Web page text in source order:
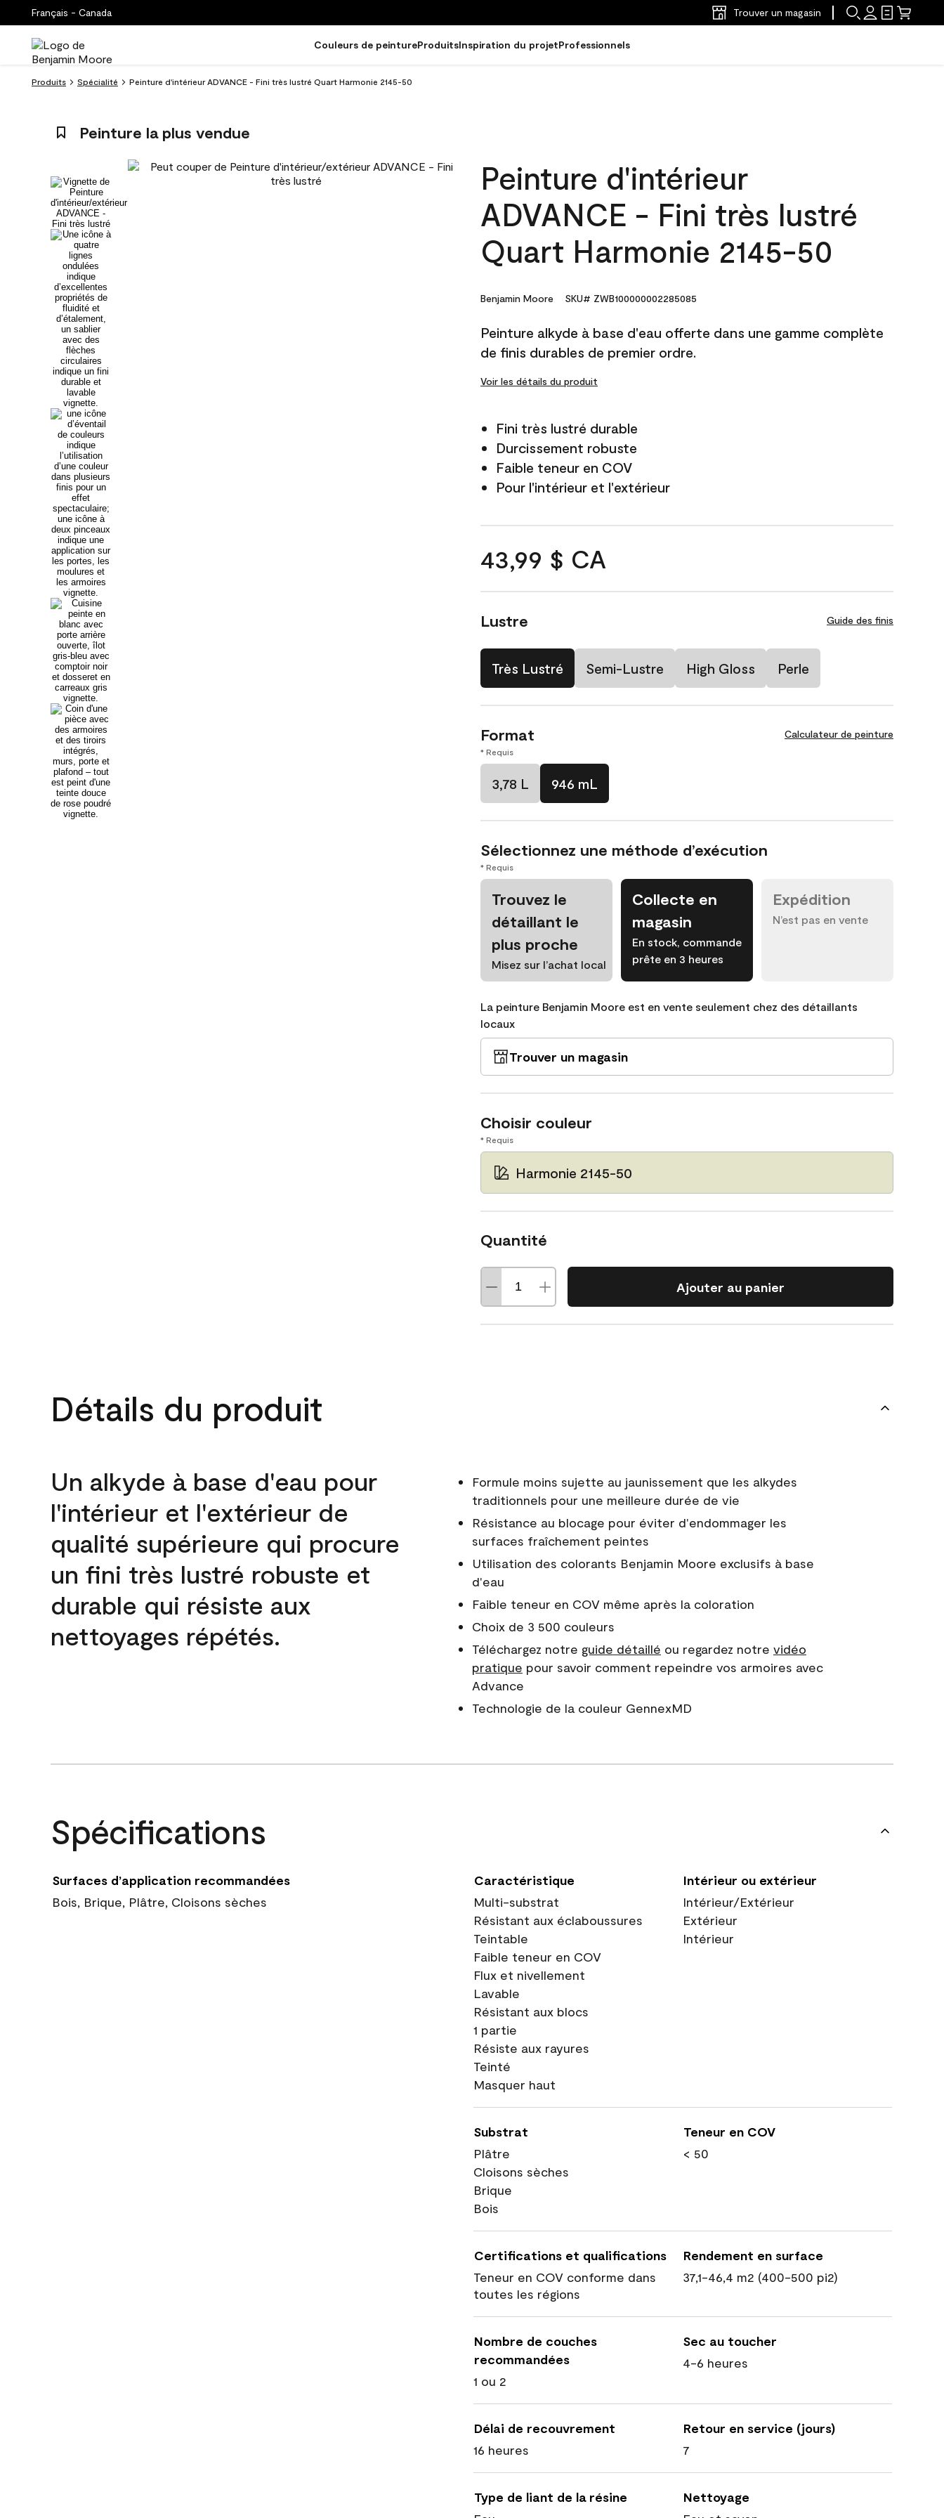
Français - Canada Trouver un magasin
Couleurs de peintureProduitsInspiration du projetProfessionnels
Produits Spécialité Peinture d'intérieur ADVANCE - Fini très lustré Quart Harmonie 2145-50
Peinture la plus vendue
Peinture d'intérieur
ADVANCE - Fini très lustré
Quart Harmonie 2145-50
Benjamin Moore SKU# ZWB100000002285085
Peinture alkyde à base d'eau offerte dans une gamme complète
de finis durables de premier ordre.
Voir les détails du produit
Fini très lustré durable
Durcissement robuste
Faible teneur en COV
Pour l'intérieur et l'extérieur
43,99 $ CA
Lustre Guide des finis
Très Lustré Semi-Lustre High Gloss Perle
Format Calculateur de peinture
* Requis
3,78 L 946 mL
Sélectionnez une méthode d’exécution
* Requis
Trouvez le
détaillant le
plus proche
Misez sur l’achat local
Collecte en
magasin
En stock, commande
prête en 3 heures
Expédition
N’est pas en vente
La peinture Benjamin Moore est en vente seulement chez des détaillants
locaux
Trouver un magasin
Choisir couleur
* Requis
Harmonie 2145-50
Quantité
Ajouter au panier
Détails du produit
Un alkyde à base d'eau pour
l'intérieur et l'extérieur de
qualité supérieure qui procure
un fini très lustré robuste et
durable qui résiste aux
nettoyages répétés.
Formule moins sujette au jaunissement que les alkydes
traditionnels pour une meilleure durée de vie
Résistance au blocage pour éviter d'endommager les
surfaces fraîchement peintes
Utilisation des colorants Benjamin Moore exclusifs à base
d'eau
Faible teneur en COV même après la coloration
Choix de 3 500 couleurs
Téléchargez notre guide détaillé ou regardez notre vidéo
pratique pour savoir comment repeindre vos armoires avec
Advance
Technologie de la couleur GennexMD
Spécifications
Surfaces d’application recommandées
Bois, Brique, Plâtre, Cloisons sèches
Caractéristique
Multi-substrat
Résistant aux éclaboussures
Teintable
Faible teneur en COV
Flux et nivellement
Lavable
Résistant aux blocs
1 partie
Résiste aux rayures
Teinté
Masquer haut
Intérieur ou extérieur
Intérieur/Extérieur
Extérieur
Intérieur
Substrat
Plâtre
Cloisons sèches
Brique
Bois
Teneur en COV
< 50
Certifications et qualifications
Teneur en COV conforme dans
toutes les régions
Rendement en surface
37,1-46,4 m2 (400-500 pi2)
Nombre de couches
recommandées
1 ou 2
Sec au toucher
4-6 heures
Délai de recouvrement
16 heures
Retour en service (jours)
7
Type de liant de la résine
Nettoyage